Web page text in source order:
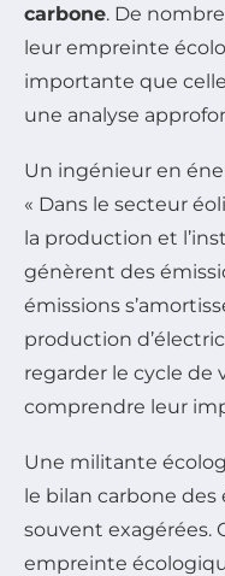
carbone. De
leur empreinte
importante que
une analyse
Un ingénieur en
« Dans le secteur
la production et
génèrent des
émissions
production
regarder le cycle de
comprendre leur
Une militante
le bilan carbone
souvent exagérées.
empreinte